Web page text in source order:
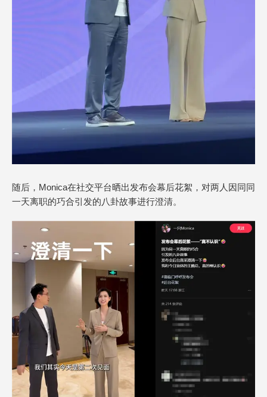
随后，Monica在社交平台晒出发布会幕后花絮，对两人因同同
一天离职的巧合引发的八卦故事进行澄清。